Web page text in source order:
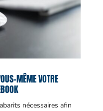
MÊME VOTRE
nécessaires afin